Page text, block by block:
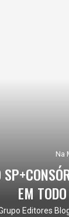
Na
EM
Editores